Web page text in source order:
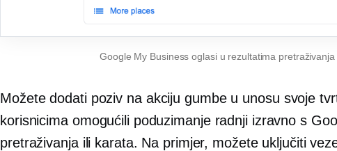
Google My Business oglasi u rezultatima pretraživanja
Možete dodati poziv na akciju gumbe u unosu svoje
korisnicima omogućili poduzimanje radnji izravno s
pretraživanja ili karata. Na primjer, možete uključiti